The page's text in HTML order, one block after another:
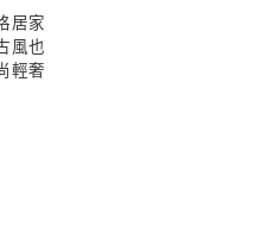
居家
風也
輕奢